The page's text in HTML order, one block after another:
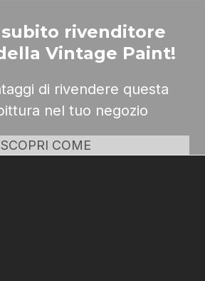
rivenditore
Vintage Paint!
di rivendere questa
nel tuo negozio
SCOPRI COME